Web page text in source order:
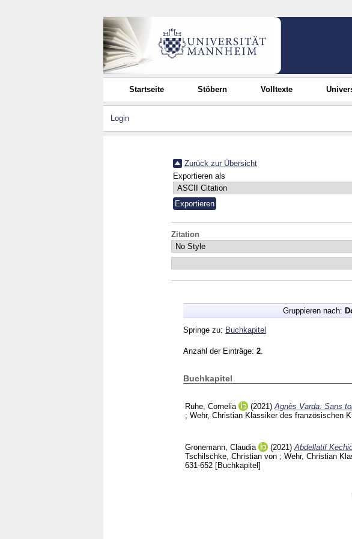
Startseite Stöbern Volltexte
Login
Zurück zur Übersicht
Exportieren als
Zitation
Gruppieren nach:
Springe zu: Buchkapitel
Anzahl der Einträge: 2
Buchkapitel
Ruhe, Cornelia (2021) Agnès Varda: Sans
; Wehr, Christian Klassiker des französischen
Gronemann, Claudia (2021) Abdellatif
Tschilschke, Christian von ; Wehr, Christian
631-652 [Buchkapitel]